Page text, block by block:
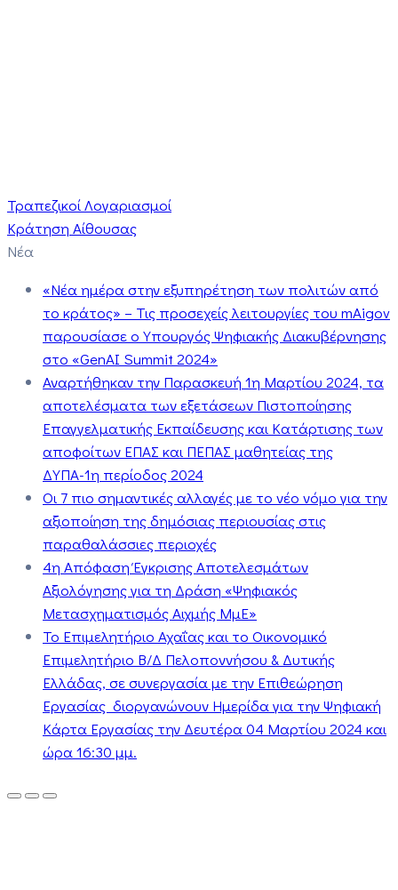
Τραπεζικοί Λογαριασμοί
Κράτηση Αίθουσας
Νέα
«Νέα ημέρα στην εξυπηρέτηση των πολιτών από
το κράτος» – Τις προσεχείς λειτουργίες του mAigov
παρουσίασε ο Υπουργός Ψηφιακής Διακυβέρνησης
στο «GenAI Summit 2024»
Αναρτήθηκαν την Παρασκευή 1η Μαρτίου 2024, τα
αποτελέσματα των εξετάσεων Πιστοποίησης
Επαγγελματικής Εκπαίδευσης και Κατάρτισης των
αποφοίτων ΕΠΑΣ και ΠΕΠΑΣ μαθητείας της
ΔΥΠΑ-1η περίοδος 2024
Οι 7 πιο σημαντικές αλλαγές με το νέο νόμο για την
αξιοποίηση της δημόσιας περιουσίας στις
παραθαλάσσιες περιοχές
4η Απόφαση Έγκρισης Αποτελεσμάτων
Αξιολόγησης για τη Δράση «Ψηφιακός
Μετασχηματισμός Αιχμής ΜμΕ»
Το Επιμελητήριο Αχαΐας και το Οικονομικό
Επιμελητήριο Β/Δ Πελοποννήσου & Δυτικής
Ελλάδας, σε συνεργασία με την Επιθεώρηση
Εργασίας διοργανώνουν Ημερίδα για την Ψηφιακή
Κάρτα Εργασίας την Δευτέρα 04 Μαρτίου 2024 και
ώρα 16:30 μμ.